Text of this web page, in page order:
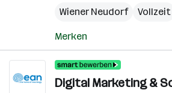
Wiener Neudorf
Vollzeit
Merken
Digital Marketing &